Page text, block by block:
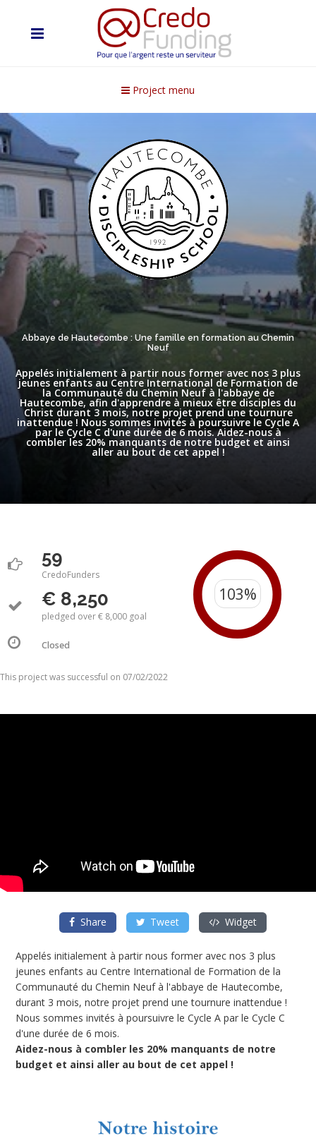
Project menu
Abbaye de Hautecombe : Une famille en formation au Chemin
Neuf
Appelés initialement à partir nous former avec nos 3 plus
jeunes enfants au Centre International de Formation de
la Communauté du Chemin Neuf à l'abbaye de
Hautecombe, afin d'apprendre à mieux être disciples du
Christ durant 3 mois, notre projet prend une tournure
inattendue ! Nous sommes invités à poursuivre le Cycle A
par le Cycle C d'une durée de 6 mois. Aidez-nous à
combler les 20% manquants de notre budget et ainsi
aller au bout de cet appel !
59
CredoFunders
€ 8,250
pledged over € 8,000 goal
Closed
This project was successful on 07/02/2022
Share Tweet Widget
Appelés initialement à partir nous former avec nos 3 plus
jeunes enfants au Centre International de Formation de la
Communauté du Chemin Neuf à l'abbaye de Hautecombe,
durant 3 mois, notre projet prend une tournure inattendue !
Nous sommes invités à poursuivre le Cycle A par le Cycle C
d'une durée de 6 mois.
Aidez-nous à combler les 20% manquants de notre
budget et ainsi aller au bout de cet appel !